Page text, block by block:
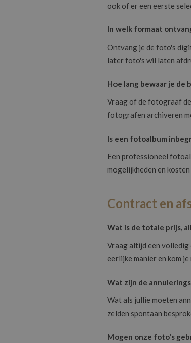
ook of er een eerste
In welk formaat
Ontvang je de foto's
later foto's wil laten
Hoe lang bewaar je de
Vraag of de fotograaf
fotografen archiveren
Is een fotoalbum
Een professioneel
mogelijkheden en
Contract en
Wat is de totale prijs,
Vraag altijd een volledig
eerlijke manier en kom
Wat zijn de
Wat als jullie moeten
zelden spontaan
Mogen onze foto's